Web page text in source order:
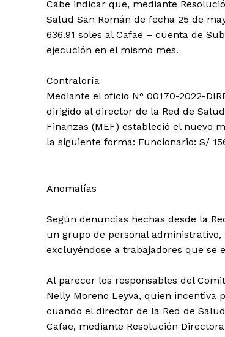
Cabe indicar que, mediante
Salud San Román de fecha 25 de
636.91 soles al Cafae – cuenta de
ejecución en el mismo mes.
Contraloría
Mediante el oficio N° 00170-2022-
dirigido al director de la Red de
Finanzas (MEF) estableció el nuevo
la siguiente forma: Funcionario: S/
Anomalías
Según denuncias hechas desde la
un grupo de personal
excluyéndose a trabajadores que se
Al parecer los responsables del
Nelly Moreno Leyva, quien incentiva
cuando el director de la Red de
Cafae, mediante Resolución